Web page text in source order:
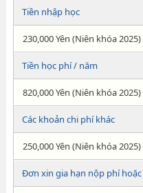
Tiền nhập học
230,000 Yên (Niên khóa 2025)
Tiền học phí / năm
820,000 Yên (Niên khóa 2025)
Các khoản chi phí khác
250,000 Yên (Niên khóa 2025)
Đơn xin gia hạn nộp phí